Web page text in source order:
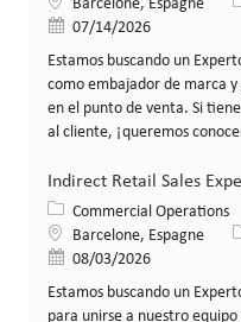
Barcelone, Espagne
Date de publication
07/14/2026
Estamos buscando un
como embajador de marca
en el punto de venta. Si
al cliente, ¡queremos
Indirect Retail Sales
Catégorie
Commercial Operations
Lieu Barcelone, Espagne
Date de publication
08/03/2026
Estamos buscando un
para unirse a nuestro